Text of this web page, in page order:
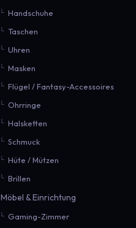
Handschuhe
Taschen
Uhren
Masken
Flügel / Fantasy-Accessoires
Ohrringe
Halsketten
Schmuck
Hüte / Mützen
Brillen
Möbel & Einrichtung
Gaming-Zimmer